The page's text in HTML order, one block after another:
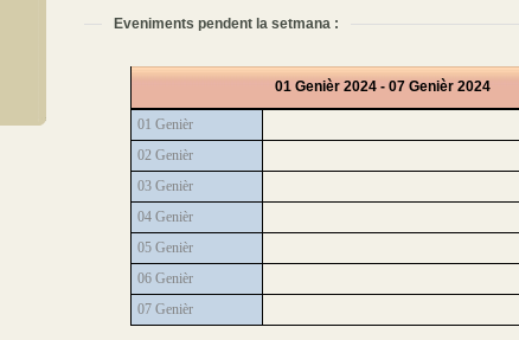
Eveniments pendent la setmana :
01 Genièr 2024 - 07 Genièr 2024
01 Genièr
02 Genièr
03 Genièr
04 Genièr
05 Genièr
06 Genièr
07 Genièr